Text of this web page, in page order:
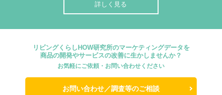
詳しく見る
リビングくらしHOW研究所のマーケティングデータを
商品の開発やサービスの改善に生かしませんか？
お気軽にご依頼・お問い合わせください
お問い合わせ／調査等のご相談